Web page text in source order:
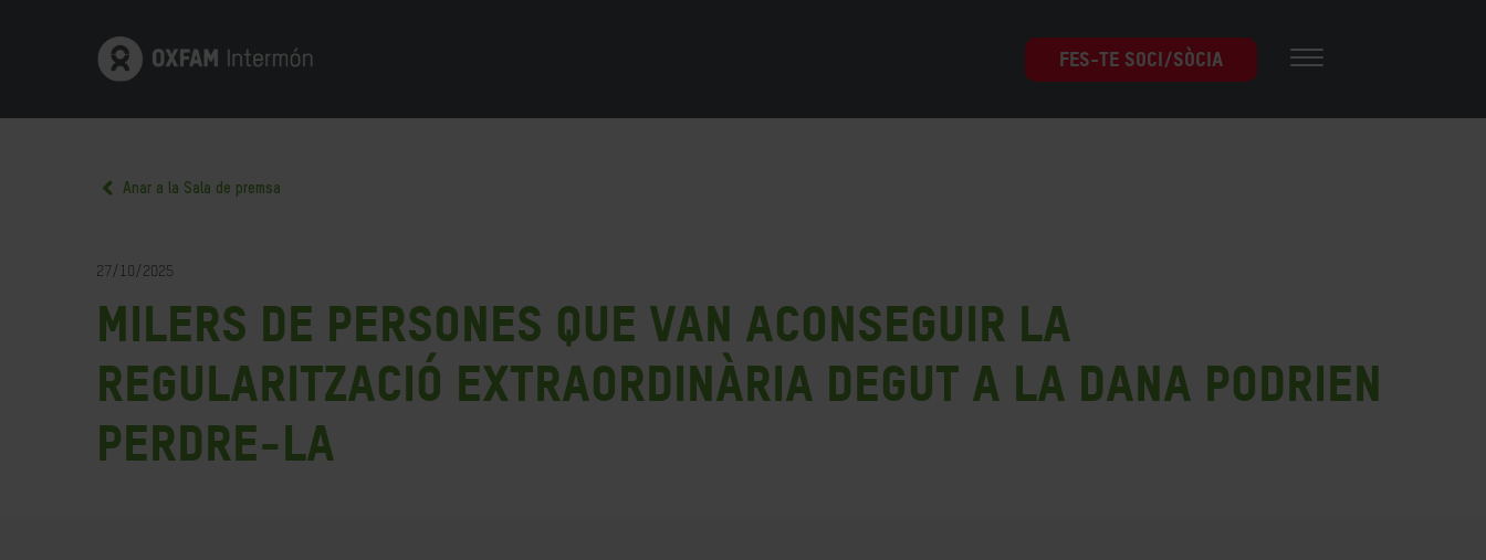
FES-TE SOCI/SÒCIA
Anar a la Sala de premsa
27/10/2025
Milers de persones que van aconseguir la
regularització extraordinària degut a la DANA podrien
perdre-la